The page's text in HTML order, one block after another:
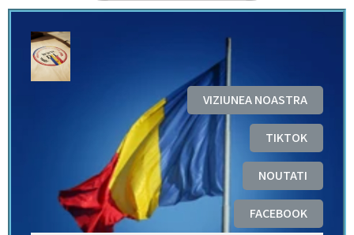
VIZIUNEA NOASTRA
TIKTOK
NOUTATI
FACEBOOK